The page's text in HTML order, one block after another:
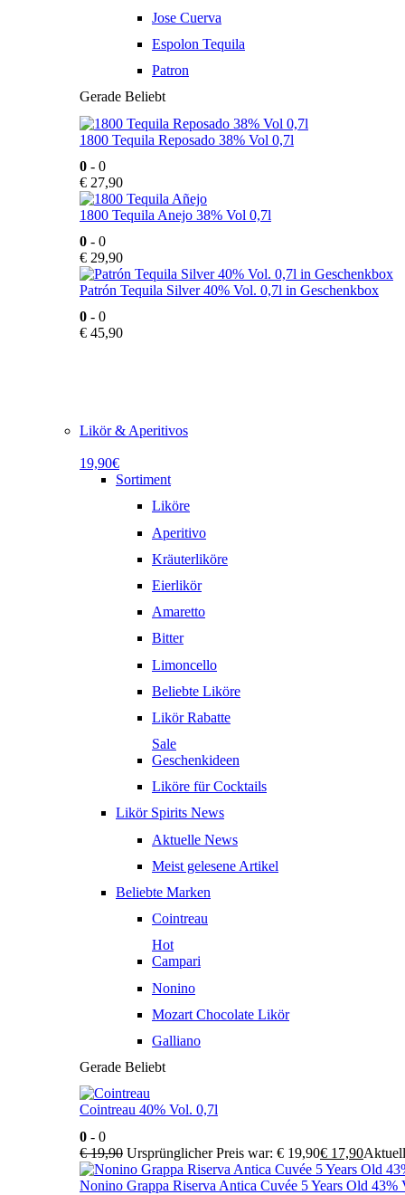
Jose Cuerva
Espolon Tequila
Patron
Gerade Beliebt
1800 Tequila Reposado 38% Vol 0,7l
0 - 0
€ 27,90
1800 Tequila Anejo 38% Vol 0,7l
0 - 0
€ 29,90
Patrón Tequila Silver 40% Vol. 0,7l in Geschenkbox
0 - 0
€ 45,90
Likör & Aperitivos
19,90€
Sortiment
Liköre
Aperitivo
Kräuterliköre
Eierlikör
Amaretto
Bitter
Limoncello
Beliebte Liköre
Likör Rabatte
Sale
Geschenkideen
Liköre für Cocktails
Likör Spirits News
Aktuelle News
Meist gelesene Artikel
Beliebte Marken
Cointreau
Hot
Campari
Nonino
Mozart Chocolate Likör
Galliano
Gerade Beliebt
Cointreau 40% Vol. 0,7l
0 - 0
€19,90 Ursprünglicher Preis war: € 19,90€ 17,90
Nonino Grappa Riserva Antica Cuvée 5 Years Old 43%